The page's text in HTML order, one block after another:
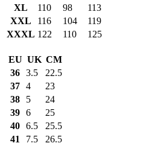
XL
110 98
113
XXL
116 104
119
XXXL 122 110 125
EU UK CM
36 3.5
22.5
37 4
23
38
5
24
39 6
25
40 6.5
25.5
41
7.5
26.5